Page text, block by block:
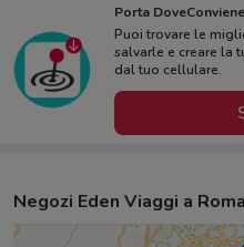
Porta
Puoi trovare le
salvarle e creare la
dal tuo cellulare.
Negozi Eden Viaggi a Roma